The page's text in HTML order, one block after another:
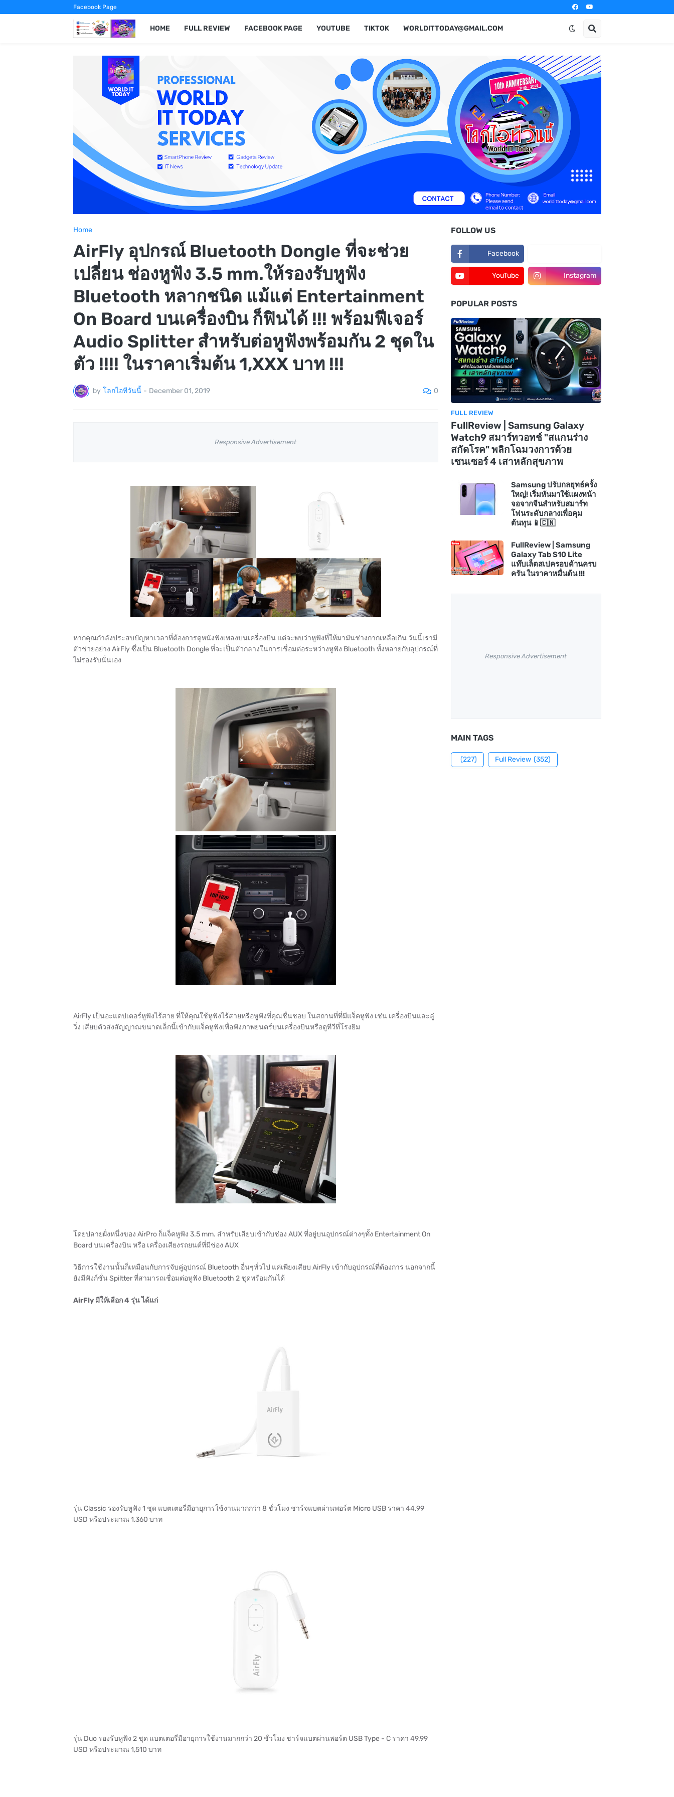
Facebook Page
HOME FULL REVIEW FACEBOOK PAGE YOUTUBE TIKTOK WORLDITTODAY@GMAIL.COM
Home
AirFly อุปกรณ์ Bluetooth Dongle ที่จะช่วย
เปลี่ยน ช่องหูฟัง 3.5 mm.ให้รองรับหูฟัง
Bluetooth หลากชนิด แม้แต่ Entertainment
On Board บนเครื่องบิน ก็ฟินได้ !!! พร้อมฟีเจอร์
Audio Splitter สำหรับต่อหูฟังพร้อมกัน 2 ชุดใน
ตัว !!!! ในราคาเริ่มต้น 1,XXX บาท !!!
by โลกไอทีวันนี้ - December 01, 2019 0
Responsive Advertisement
หากคุณกำลังประสบปัญหาเวลาที่ต้องการดูหนังฟังเพลงบนเครื่องบิน แต่จะพบว่าหูฟังที่ให้มามันช่างกากเหลือเกิน วันนี้เรามี
ตัวช่วยอย่าง AirFly ซึ่งเป็น Bluetooth Dongle ที่จะเป็นตัวกลางในการเชื่อมต่อระหว่างหูฟัง Bluetooth ทั้งหลายกับอุปกรณ์ที่
ไม่รองรับนั่นเอง
AirFly เป็นอะแดปเตอร์หูฟังไร้สาย ที่ให้คุณใช้หูฟังไร้สายหรือหูฟังที่คุณชื่นชอบ ในสถานที่ที่มีแจ็คหูฟัง เช่น เครื่องบินและลู่
วิ่ง เสียบตัวส่งสัญญาณขนาดเล็กนี้เข้ากับแจ็คหูฟังเพื่อฟังภาพยนตร์บนเครื่องบินหรือดูทีวีที่โรงยิม
โดยปลายฝั่งหนึ่งของ AirPro ก็แจ็คหูฟัง 3.5 mm. สำหรับเสียบเข้ากับช่อง AUX ที่อยู่บนอุปกรณ์ต่างๆทั้ง Entertainment On
Board บนเครื่องบิน หรือ เครื่องเสียงรถยนต์ที่มีช่อง AUX
วิธีการใช้งานนั้นก็เหมือนกับการจับคู่อุปกรณ์ Bluetooth อื่นๆทั่วไป แค่เพียงเสียบ AirFly เข้ากับอุปกรณ์ที่ต้องการ นอกจากนี้
ยังมีฟังก์ชั่น Spiltter ที่สามารถเชื่อมต่อหูฟัง Bluetooth 2 ชุดพร้อมกันได้
AirFly มีให้เลือก 4 รุ่น ได้แก่
รุ่น Classic รองรับหูฟัง 1 ชุด แบตเตอรี่มีอายุการใช้งานมากกว่า 8 ชั่วโมง ชาร์จแบตผ่านพอร์ต Micro USB ราคา 44.99
USD หรือประมาณ 1,360 บาท
รุ่น Duo รองรับหูฟัง 2 ชุด แบตเตอรี่มีอายุการใช้งานมากกว่า 20 ชั่วโมง ชาร์จแบตผ่านพอร์ต USB Type - C ราคา 49.99
USD หรือประมาณ 1,510 บาท
FOLLOW US
Facebook
YouTube Instagram
POPULAR POSTS
FULL REVIEW
FullReview | Samsung Galaxy
Watch9 สมาร์ทวอทช์ "สแกนร่าง
สกัดโรค" พลิกโฉมวงการด้วย
เซนเซอร์ 4 เสาหลักสุขภาพ
Samsung ปรับกลยุทธ์ครั้ง
ใหญ่! เริ่มหันมาใช้แผงหน้า
จอจากจีนสำหรับสมาร์ท
โฟนระดับกลางเพื่อคุม
ต้นทุน 📱🇨🇳
FullReview | Samsung
Galaxy Tab S10 Lite
แท๊บเล็ตสเปครอบด้านครบ
ครัน ในราคาหมื่นต้น !!!
Responsive Advertisement
MAIN TAGS
(227) Full Review (352)